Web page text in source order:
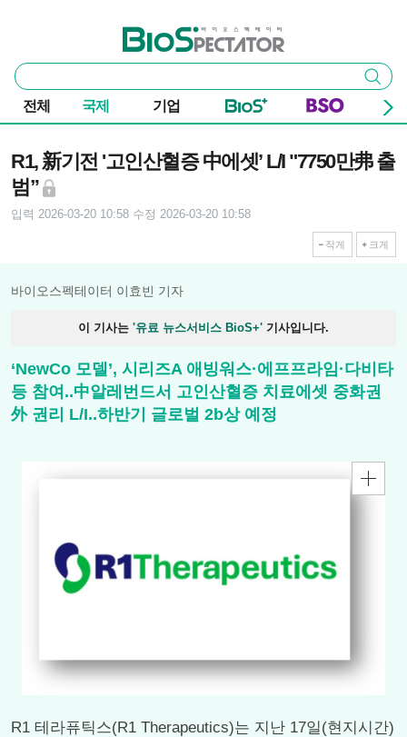
바이오스펙테이터
통
합
검
색
검색
전체 국제 기업
R1, 新기전 '고인산혈증 中에셋’ L/I "7750만弗 출
범”
입력 2026-03-20 10:58 수정 2026-03-20 10:58
작게 크게
바이오스펙테이터 이효빈 기자
이 기사는 '유료 뉴스서비스 BioS+' 기사입니다.
‘NewCo 모델’, 시리즈A 애빙워스·에프프라임·다비타
등 참여..中알레번드서 고인산혈증 치료에셋 중화권
外 권리 L/I..하반기 글로벌 2b상 예정
R1 테라퓨틱스(R1 Therapeutics)는 지난 17일(현지시간)